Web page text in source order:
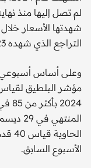
شهدتها الأسعار
التراجع الذي شهده 2023.
وعلى أساس
الأسبوع السابق.